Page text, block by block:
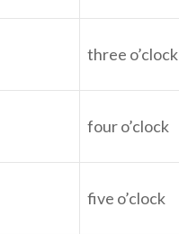
three o’clock
four o’clock
five o’clock